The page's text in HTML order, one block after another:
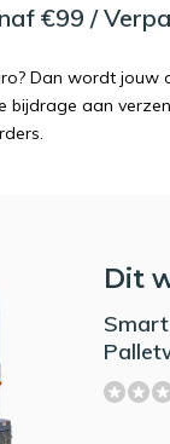
€99 /
Dan wordt jouw
bijdrage aan
Dit